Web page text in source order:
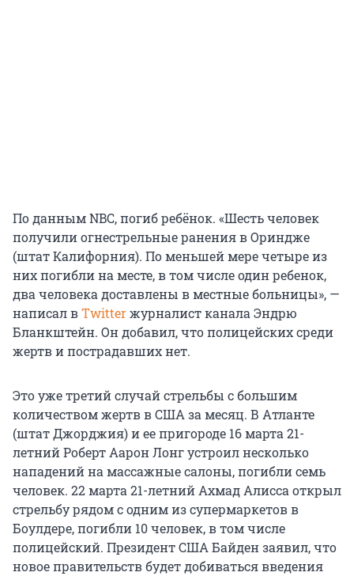
По данным NBC, погиб ребёнок. «Шесть человек
получили огнестрельные ранения в Ориндже
(штат Калифорния). По меньшей мере четыре из
них погибли на месте, в том числе один ребенок,
два человека доставлены в местные больницы», —
написал вTwitterжурналист канала Эндрю
Бланкштейн. Он добавил, что полицейских среди
жертв и пострадавших нет.
Это уже третий случай стрельбы с большим
количеством жертв в США за месяц. В Атланте
(штат Джорджия) и ее пригороде 16 марта 21-
летний Роберт Аарон Лонг устроил несколько
нападений на массажные салоны, погибли семь
человек. 22 марта 21-летний Ахмад Алисса открыл
стрельбу рядом с одним из супермаркетов в
Боулдере, погибли 10 человек, в том числе
полицейский. Президент США Байден заявил, что
новое правительств будет добиваться введения